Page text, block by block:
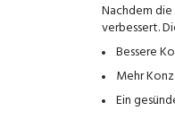
Nachdem
verbessert.
Bessere
Mehr
Ein